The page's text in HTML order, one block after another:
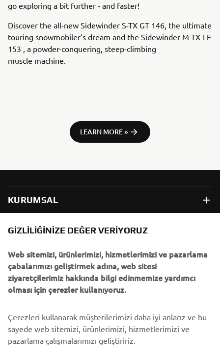
go exploring a bit further - and faster!
Discover the all-new Sidewinder S-TX GT 146, the ultimate
touring snowmobiler’s dream and the Sidewinder M-TX-LE
153 , a powder-conquering, steep-climbing
muscle machine.
LEARN MORE »
KURUMSAL
B2B
DAHA FAZLA YAMAHA
DESTEK
BÜLTEN
En son fırsatları, özel etkinlikleri, yeni çıkan ürünleri ve daha
fazlasını ilk öğrenen siz olun
GIZLILIĞINIZE DEĞER VERIYORUZ
Web sitemizi, ürünlerimizi, hizmetlerimizi ve pazarlama
çabalarımızı geliştirmek adına, web sitesi
ziyaretçilerimiz hakkında bilgi edinmemize yardımcı
olması için çerezler kullanıyoruz.
Çerezleri kullanarak müşterilerimizi daha iyi anlarız ve bu
sayede web sitemizi, ürünlerimizi, hizmetlerimizi ve
pazarlama çalışmalarımızı geliştiririz.